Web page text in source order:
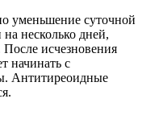
уменьшение суточной
несколько дней,
После исчезновения
начинать с
Антитиреоидные